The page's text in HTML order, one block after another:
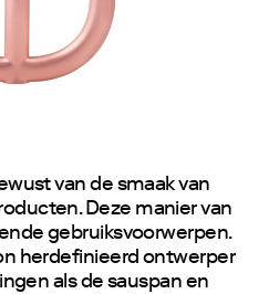
van de smaak van
Deze manier van
gebruiksvoorwerpen.
herdefinieerd ontwerper
als de sauspan en